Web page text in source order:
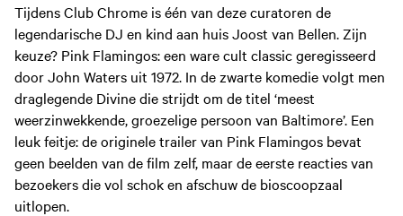
Tijdens Club Chrome is één van deze curatoren de
legendarische DJ en kind aan huis Joost van Bellen. Zijn
keuze? Pink Flamingos: een ware cult classic geregisseerd
door John Waters uit 1972. In de zwarte komedie volgt men
draglegende Divine die strijdt om de titel ‘meest
weerzinwekkende, groezelige persoon van Baltimore’. Een
leuk feitje: de originele trailer van Pink Flamingos bevat
geen beelden van de film zelf, maar de eerste reacties van
bezoekers die vol schok en afschuw de bioscoopzaal
uitlopen.